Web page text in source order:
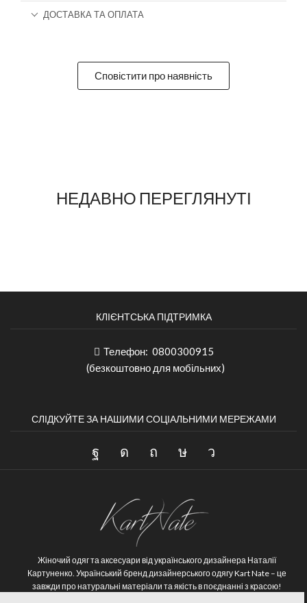
ДОСТАВКА ТА ОПЛАТА
Сповістити про наявність
НЕДАВНО ПЕРЕГЛЯНУТІ
КЛІЄНТСЬКА ПІДТРИМКА
Телефон: 0800300915
(безкоштовно для мобільних)
СЛІДКУЙТЕ ЗА НАШИМИ СОЦІАЛЬНИМИ МЕРЕЖАМИ
Жіночий одяг та аксесуари від українського дизайнера Наталії
Картуненко. Український бренд дизайнерського одягу Kart Nate – це
завжди про натуральні матеріали та якість в поєднанні з красою!